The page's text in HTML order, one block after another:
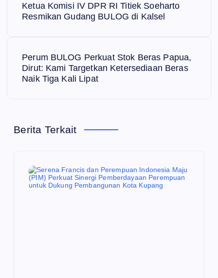
s
Ketua Komisi IV DPR RI Titiek Soeharto
Resmikan Gudang BULOG di Kalsel
Perum BULOG Perkuat Stok Beras Papua,
Dirut: Kami Targetkan Ketersediaan Beras
Naik Tiga Kali Lipat
Berita Terkait